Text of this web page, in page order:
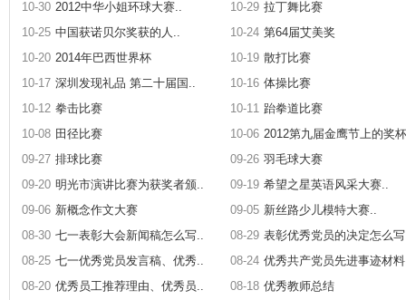
10-30 2012中华小姐环球大赛.. 10-29 拉丁舞比赛
10-25 中国获诺贝尔奖获的人.. 10-24 第64届艾美奖
10-20 2014年巴西世界杯 10-19 散打比赛
10-17 深圳发现礼品 第二十届国.. 10-16 体操比赛
10-12 拳击比赛 10-11 跆拳道比赛
10-08 田径比赛 10-06 2012第九届金鹰节上的奖
09-27 排球比赛 09-26 羽毛球大赛
09-20 明光市演讲比赛为获奖者颁.. 09-19 希望之星英语风采大赛..
09-06 新概念作文大赛 09-05 新丝路少儿模特大赛..
08-30 七一表彰大会新闻稿怎么写.. 08-29 表彰优秀党员的决定怎么
08-25 七一优秀党员发言稿、优秀.. 08-24 优秀共产党员先进事迹材
08-20 优秀员工推荐理由、优秀员.. 08-18 优秀教师总结